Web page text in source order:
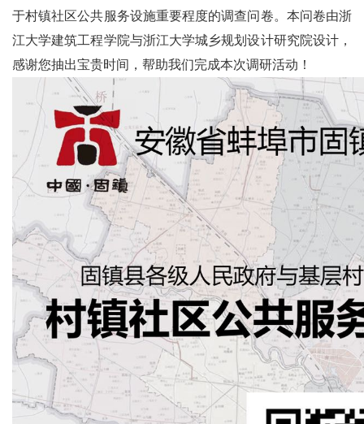
于村镇社区公共服务设施重要程度的调查问卷。本问卷由浙
江大学建筑工程学院与浙江大学城乡规划设计研究院设计，
感谢您抽出宝贵时间，帮助我们完成本次调研活动！